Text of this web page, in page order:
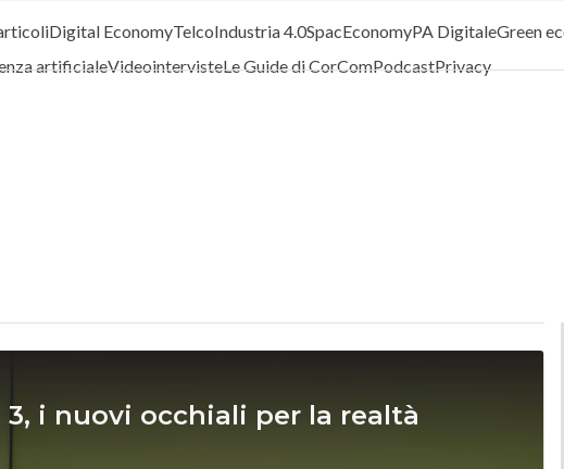
Digital EconomyTelcoIndustria 4.0SpacEconomyPA DigitaleGreen
artificialeVideointervisteLe Guide di CorComPodcastPrivacy
i nuovi occhiali per la realtà